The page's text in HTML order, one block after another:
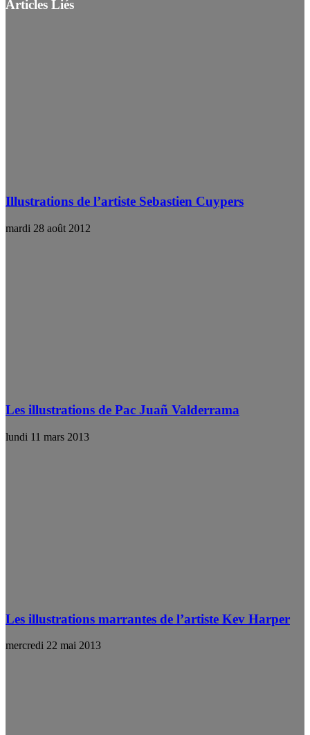
Articles Liés
Illustrations de l’artiste Sebastien Cuypers
mardi 28 août 2012
Les illustrations de Pac Juañ Valderrama
lundi 11 mars 2013
Les illustrations marrantes de l’artiste Kev Harper
mercredi 22 mai 2013